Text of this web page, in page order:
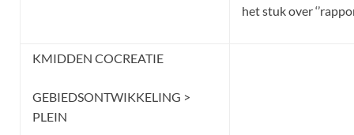
het stuk over
KMIDDEN COCREATIE
GEBIEDSONTWIKKELING >
PLEIN